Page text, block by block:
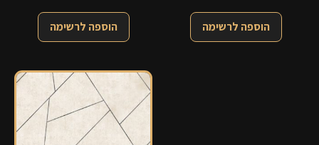
הוספה לרשימה הוספה לרשימה